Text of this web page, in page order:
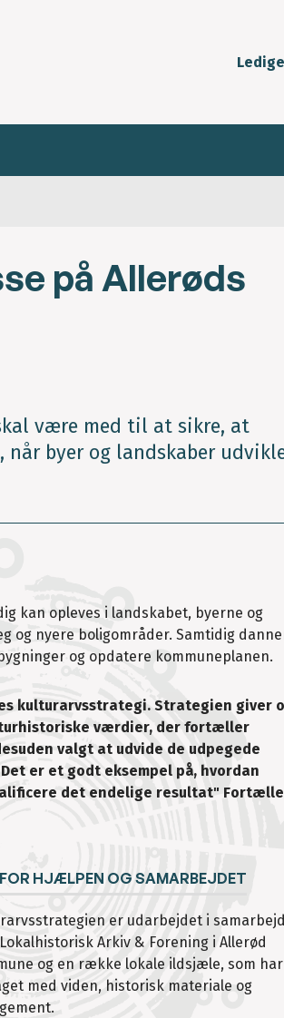
på Allerøds
være med til at sikre, at
byer og landskaber
kan opleves i landskabet, byerne og
og nyere boligområder. Samtidig
og opdatere kommuneplanen.
kulturarvsstrategi. Strategien giver
værdier, der fortæller
valgt at udvide de udpegede
er et godt eksempel på, hvordan
det endelige resultat"
HJÆLPEN OG SAMARBEJDET
er udarbejdet i
Arkiv & Forening i Allerød
og en række lokale ildsjæle, som har
med viden, historisk materiale og